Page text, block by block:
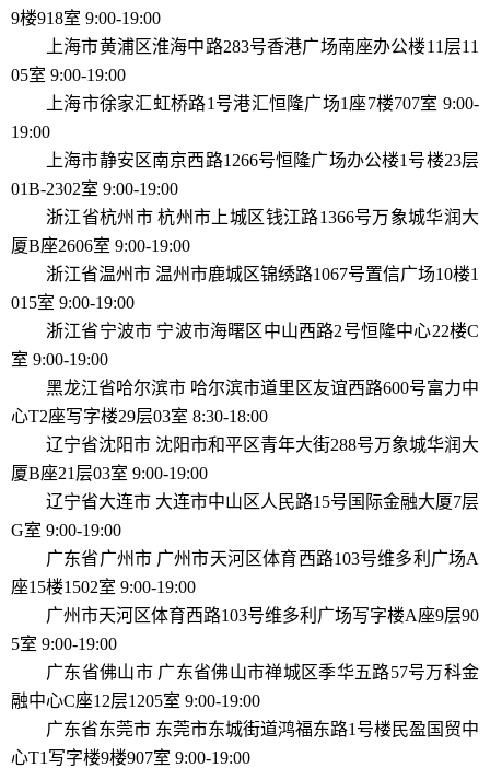
9楼918室 9:00-19:00
上海市黄浦区淮海中路283号香港广场南座办公楼11层11
05室 9:00-19:00
上海市徐家汇虹桥路1号港汇恒隆广场1座7楼707室 9:00-
19:00
上海市静安区南京西路1266号恒隆广场办公楼1号楼23层
01B-2302室 9:00-19:00
浙江省杭州市 杭州市上城区钱江路1366号万象城华润大
厦B座2606室 9:00-19:00
浙江省温州市 温州市鹿城区锦绣路1067号置信广场10楼1
015室 9:00-19:00
浙江省宁波市 宁波市海曙区中山西路2号恒隆中心22楼C
室 9:00-19:00
黑龙江省哈尔滨市 哈尔滨市道里区友谊西路600号富力中
心T2座写字楼29层03室 8:30-18:00
辽宁省沈阳市 沈阳市和平区青年大街288号万象城华润大
厦B座21层03室 9:00-19:00
辽宁省大连市 大连市中山区人民路15号国际金融大厦7层
G室 9:00-19:00
广东省广州市 广州市天河区体育西路103号维多利广场A
座15楼1502室 9:00-19:00
广州市天河区体育西路103号维多利广场写字楼A座9层90
5室 9:00-19:00
广东省佛山市 广东省佛山市禅城区季华五路57号万科金
融中心C座12层1205室 9:00-19:00
广东省东莞市 东莞市东城街道鸿福东路1号楼民盈国贸中
心T1写字楼9楼907室 9:00-19:00